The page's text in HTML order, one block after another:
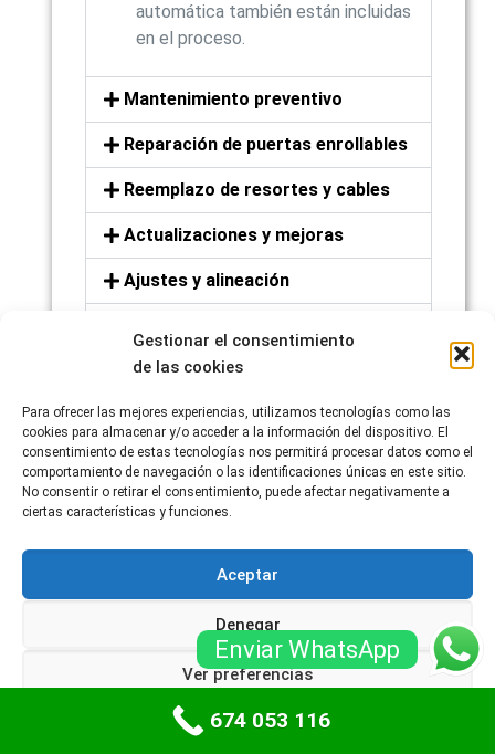
Gestionar el consentimiento
de las cookies
Para ofrecer las mejores experiencias, utilizamos tecnologías como las
cookies para almacenar y/o acceder a la información del dispositivo. El
consentimiento de estas tecnologías nos permitirá procesar datos como el
comportamiento de navegación o las identificaciones únicas en este sitio.
No consentir o retirar el consentimiento, puede afectar negativamente a
ciertas características y funciones.
Aceptar
Denegar
Ver preferencias
Política de cookiesPolíticas de privacidad
automática también están incluidas
en el proceso.
Mantenimiento preventivo
Reparación de puertas enrollables
Reemplazo de resortes y cables
Actualizaciones y mejoras
Ajustes y alineación
Asesoramiento y
Enviar WhatsApp
674 053 116